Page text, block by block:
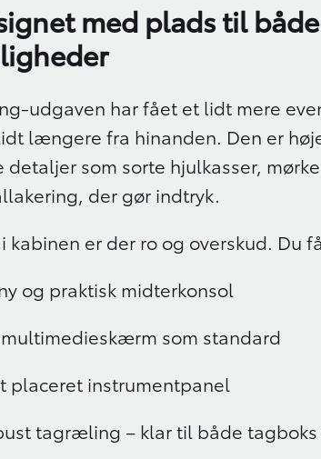
med plads til
udgaven har fået et lidt mere
længere fra hinanden. Den er
detaljer som sorte hjulkasser,
der gør indtryk.
kabinen er der ro og overskud. Du
og praktisk midterkonsol
multimedieskærm som standard
placeret instrumentpanel
tagræling – klar til både